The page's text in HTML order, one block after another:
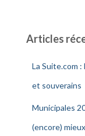
Articles
La Suite.com :
et souverains
Municipales
(encore)